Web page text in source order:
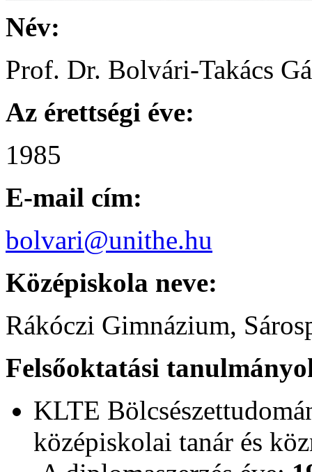
Név:
Prof. Dr. Bolvári-Takács
Az érettségi éve:
1985
E-mail cím:
bolvari@unithe.hu
Középiskola neve:
Rákóczi Gimnázium,
Felsőoktatási
KLTE
középiskolai tanár és